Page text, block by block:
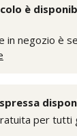
è
in negozio è
per tutti